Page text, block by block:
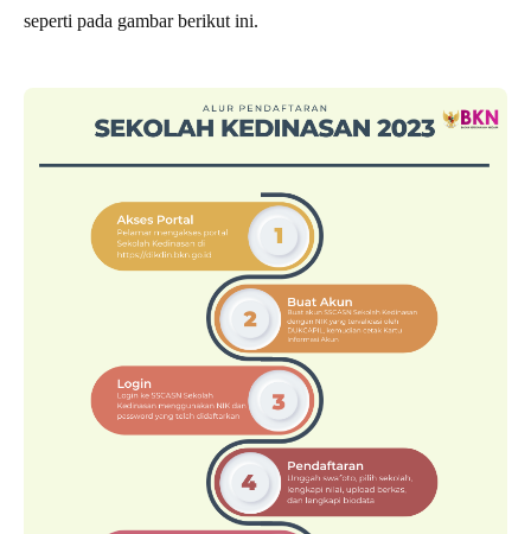
seperti pada gambar berikut ini.